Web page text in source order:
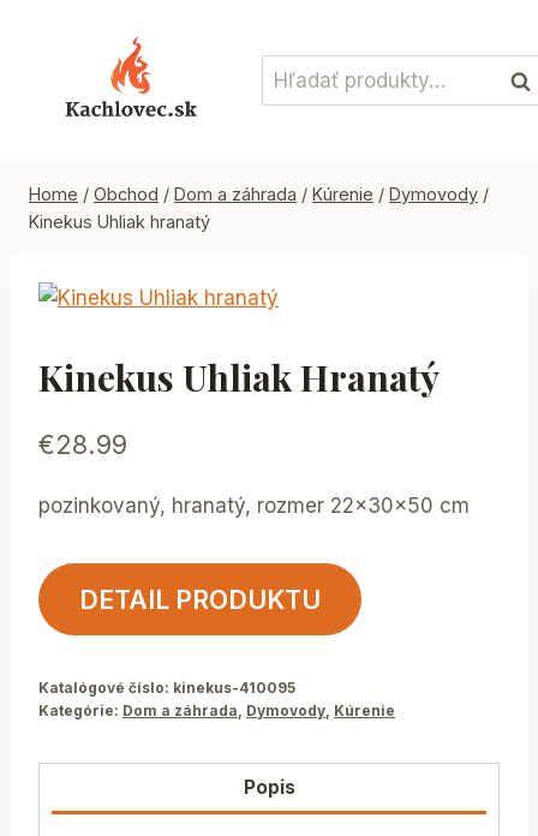
Hľadať:
Home / Obchod / Dom a záhrada / Kúrenie / Dymovody /
Kinekus Uhliak hranatý
Kinekus Uhliak Hranatý
€28.99
pozinkovaný, hranatý, rozmer 22x30x50 cm
DETAIL PRODUKTU
Katalógové číslo: kinekus-410095
Kategórie: Dom a záhrada, Dymovody, Kúrenie
Popis